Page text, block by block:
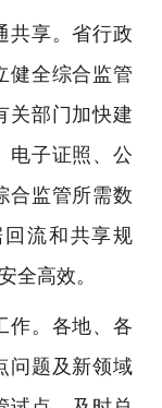
享。省行政
健全综合监管
关部门加快建
电子证照、公
合监管所需数
流和共享规
全高效。
。各地、各
问题及新领域